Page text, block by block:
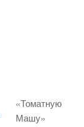
«Томатную
Машу»